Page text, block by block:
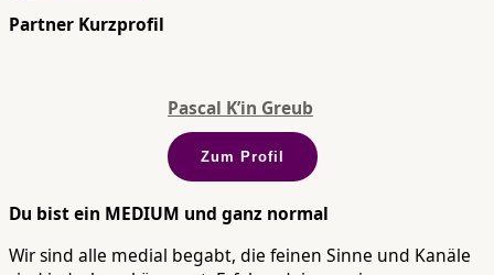
Partner Kurzprofil
Pascal K’in Greub
Zum Profil
Du bist ein MEDIUM und ganz normal
Wir sind alle medial begabt, die feinen Sinne und Kanäle